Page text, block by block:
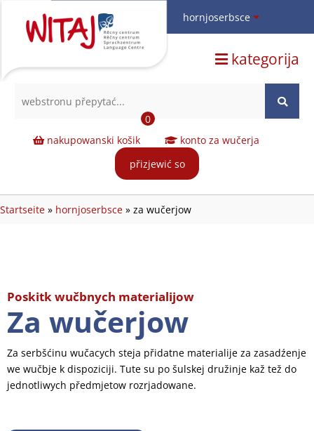
hornjoserbsce
dolnoserbskikategorija
nakupowanski košik
0
konto za wučerja
přizjewić so
Startseite » hornjoserbsce » za wučerjow
Poskitk wučbnych materialijow
Za wučerjow
Za serbšćinu wučacych steja přidatne materialije za zasadźenje
we wučbje k dispoziciji. Tute su po šulskej družinje kaž tež do
jednotliwych předmjetow rozrjadowane.